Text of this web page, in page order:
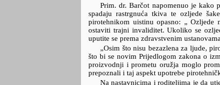
Prim. dr. Barčot napomenuo je kako
spadaju rastrgnuća tkiva te ozljede
pirotehnikom uistinu opasno: „
ostaviti trajni invaliditet. Ukoliko se
uputite se prema zdravstvenim
„Osim što nisu bezazlena za ljude,
što bi se novim Prijedlogom zakona o
proizvodnji i prometu oružja moglo
prepoznali i taj aspekt upotrebe
Na nastavnicima i roditeljima je da